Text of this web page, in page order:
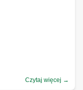
Czytaj więcej →